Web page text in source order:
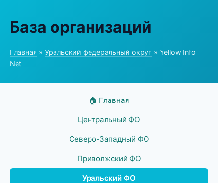
База организаций
Главная » Уральский федеральный округ » Yellow Info
Net
🏠 Главная
Центральный ФО
Северо-Западный ФО
Приволжский ФО
Уральский ФО